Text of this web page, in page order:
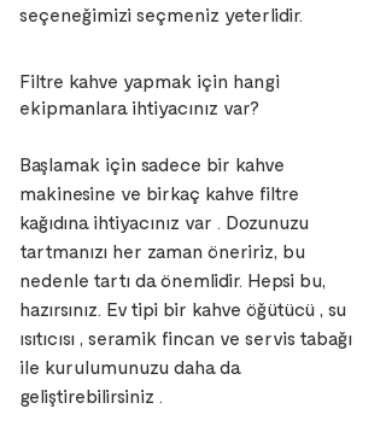
seçeneğimizi seçmeniz yeterlidir.
Filtre kahve yapmak için hangi
ekipmanlara ihtiyacınız var?
Başlamak için sadece bir kahve
makinesine ve birkaç kahve filtre
kağıdına ihtiyacınız var . Dozunuzu
tartmanızı her zaman öneririz, bu
nedenle tartı da önemlidir. Hepsi bu,
hazırsınız. Ev tipi bir kahve öğütücü , su
ısıtıcısı , seramik fincan ve servis tabağı
ile kurulumunuzu daha da
geliştirebilirsiniz .